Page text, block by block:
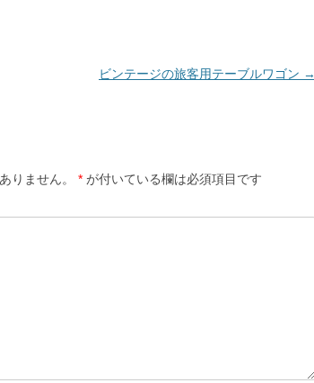
ビンテージの旅客用テーブルワゴン →
りません。 * が付いている欄は必須項目です